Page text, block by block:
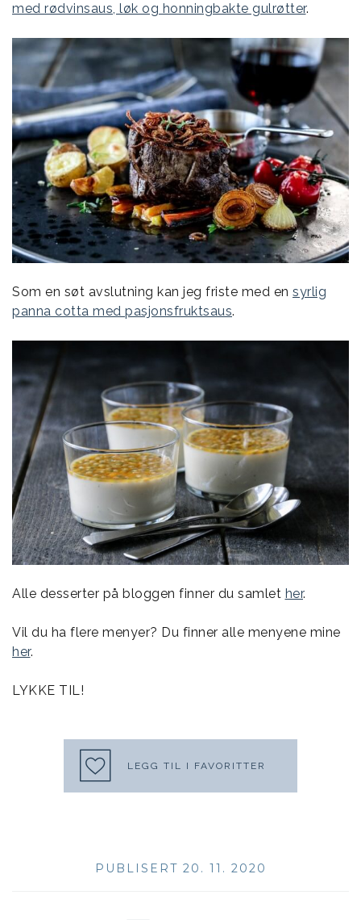
med rødvinsaus, løk og honningbakte gulrøtter.
Som en søt avslutning kan jeg friste med en syrlig
panna cotta med pasjonsfruktsaus.
Alle desserter på bloggen finner du samlet her.
Vil du ha flere menyer? Du finner alle menyene mine
her.
LYKKE TIL!
LEGG TIL I FAVORITTER
PUBLISERT 20. 11. 2020